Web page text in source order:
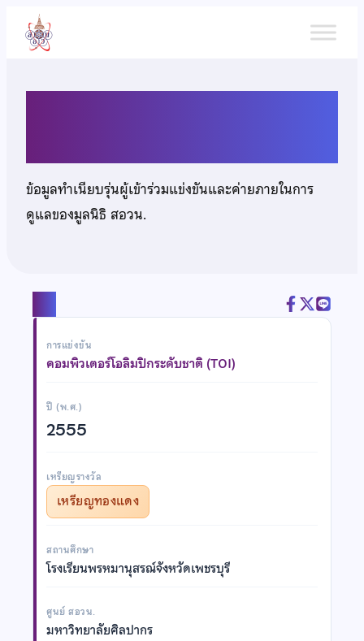
เนื้อหา
ข้อมูลทำเนียบรุ่นผู้เข้าร่วมแข่งขันและค่ายภายในการ
ดูแลของมูลนิธิ สอวน.
การแข่งขัน
คอมพิวเตอร์โอลิมปิกระดับชาติ (TOI)
ปี (พ.ศ.)
2555
เหรียญรางวัล
เหรียญทองแดง
สถานศึกษา
โรงเรียนพรหมานุสรณ์จังหวัดเพชรบุรี
ศูนย์ สอวน.
มหาวิทยาลัยศิลปากร